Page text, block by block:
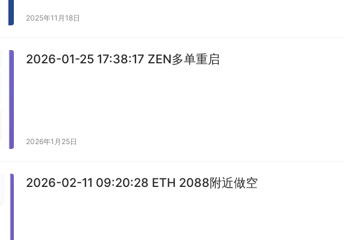
2025年11月18日
2026-01-25 17:38:17 ZEN多单重启
2026年1月25日
2026-02-11 09:20:28 ETH 2088附近做空